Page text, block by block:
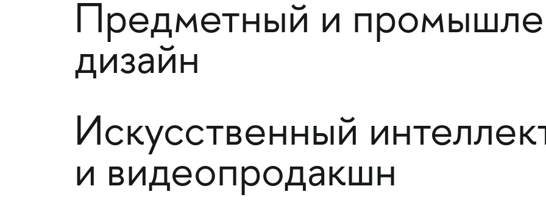
Предметный и
дизайн
Искусственный
и видеопродакшн